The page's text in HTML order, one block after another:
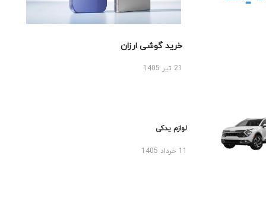
خرید گوشی ارزان
لوازم یدکی